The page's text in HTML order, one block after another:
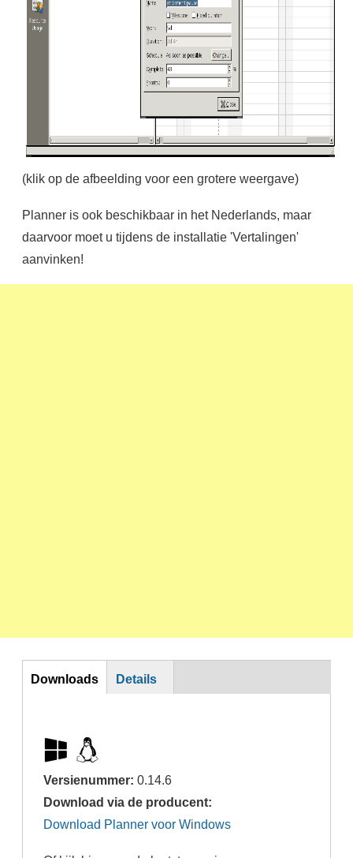
(klik op de afbeelding voor een grotere weergave)
Planner is ook beschikbaar in het Nederlands, maar
daarvoor moet u tijdens de installatie 'Vertalingen'
aanvinken!
DL
Downloads Details
Versienummer:0.14.6
Download via de producent:
Download Planner voor Windows